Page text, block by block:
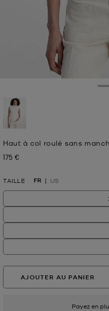
Haut à col roulé sans
Prix actuel
175 €
TAILLE FR US
AJOUTER AU PANIER
Payez en